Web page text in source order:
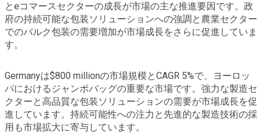
とeコマースセクターの成長が市場の主な推進要因です。政
府の持続可能な包装ソリューションへの強調と農業セクター
でのバルク包装の需要増加が市場成長をさらに促進していま
す。
Germanyは$800 millionの市場規模とCAGR 5%で、ヨーロッ
パにおけるジャンボバッグの重要な市場です。強力な製造セ
クターと高品質な包装ソリューションの需要が市場成長を促
進しています。持続可能性への注力と先進的な製造技術の採
用も市場拡大に寄与しています。